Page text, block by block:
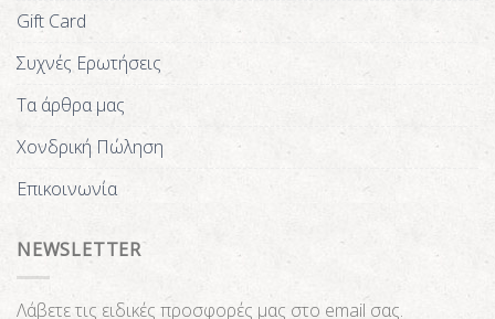
Gift Card
Συχνές Ερωτήσεις
Τα άρθρα μας
Χονδρική Πώληση
Επικοινωνία
NEWSLETTER
Λάβετε τις ειδικές προσφορές μας στο email σας.